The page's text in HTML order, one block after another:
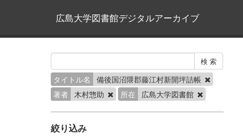
広島大学図書館デジタルアーカイブ
タイトル名
備後国沼隈郡藤江村新開坪詰帳
著者
木村惣助 所在 広島大学図書館
絞り込み